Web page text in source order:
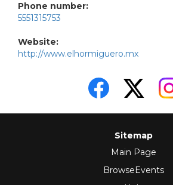
Phone number:
5551315753
Website:
http://www.elhormiguero.mx
Sitemap
Main Page
BrowseEvents